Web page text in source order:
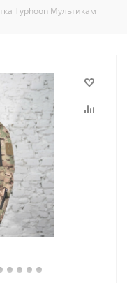
Typhoon Мультикам